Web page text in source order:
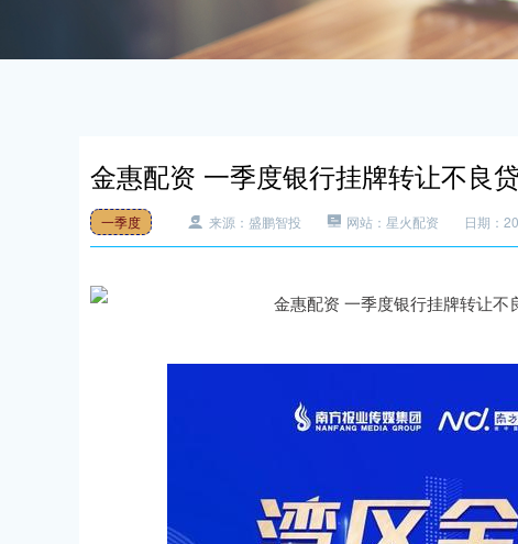
金惠配资 一季度银行挂牌转让不良
一季度 来源：盛鹏智投 网站：星火配资 日期：